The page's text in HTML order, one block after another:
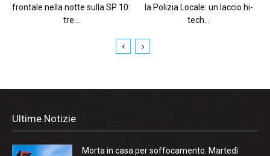
frontale nella notte sulla SP 10:
tre...
la Polizia Locale: un laccio hi-
tech...
Ultime Notizie
Morta in casa per soffocamento. Martedì